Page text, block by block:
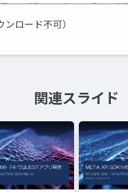
ンロード不可）
関連スライド